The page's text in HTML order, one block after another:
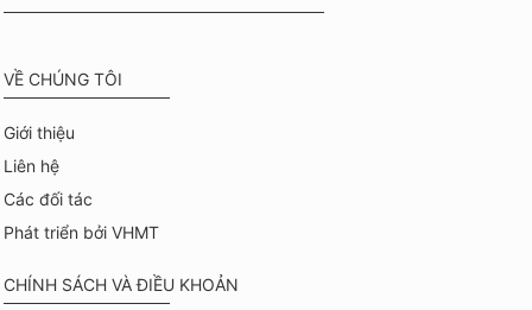
VỀ CHÚNG TÔI
Giới thiệu
Liên hệ
Các đối tác
Phát triển bởi VHMT
CHÍNH SÁCH VÀ ĐIỀU KHOẢN